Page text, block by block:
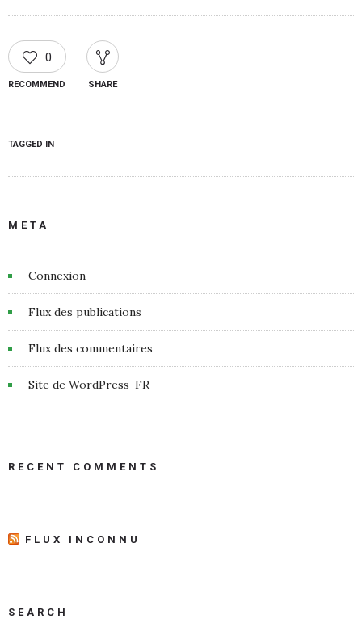
0
RECOMMEND SHARE
TAGGED IN
META
Connexion
Flux des publications
Flux des commentaires
Site de WordPress-FR
RECENT COMMENTS
FLUX INCONNU
SEARCH